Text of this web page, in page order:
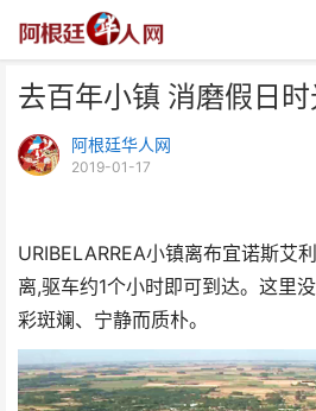
去百年小镇 消磨假日时
阿根廷华人网
2019-01-17
URIBELARREA小镇离布宜诺斯艾
离,驱车约1个小时即可到达。这里
彩斑斓、宁静而质朴。
去百年小镇 消磨假日时光